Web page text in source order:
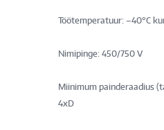
Töötemperatuur: –40°C
Nimipinge: 450/750 V
Miinimum painderaadius
4xD